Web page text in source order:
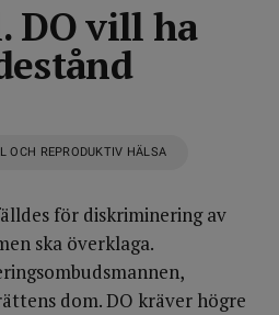
DO vill ha
OCH REPRODUKTIV HÄLSA
för diskriminering av
ska överklaga.
dom. DO kräver högre